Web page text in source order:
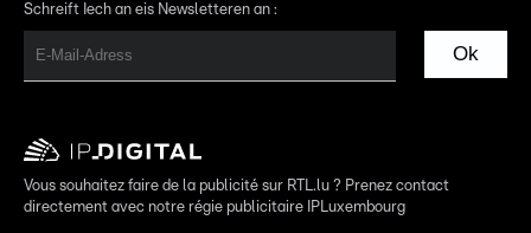
Schreift Iech an eis Newsletteren an :
Ok
Vous souhaitez faire de la publicité sur RTL.lu ? Prenez contact
directement avec notre régie publicitaire IPLuxembourg